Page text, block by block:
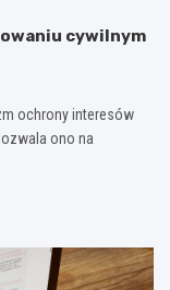
cywilnym
ochrony interesów
ono na